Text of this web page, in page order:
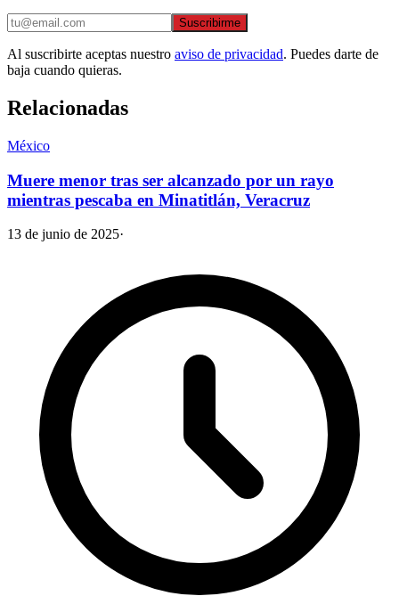
Suscribirme
Al suscribirte aceptas nuestro aviso de privacidad. Puedes darte de
baja cuando quieras.
Relacionadas
México
Muere menor tras ser alcanzado por un rayo
mientras pescaba en Minatitlán, Veracruz
13 de junio de 2025·